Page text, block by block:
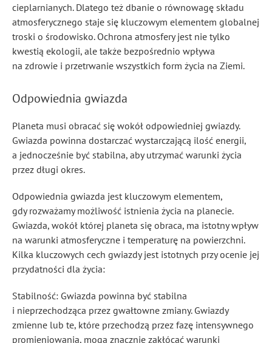
cieplarnianych. Dlatego też dbanie o równowagę składu
atmosferycznego staje się kluczowym elementem globalnej
troski o środowisko. Ochrona atmosfery jest nie tylko
kwestią ekologii, ale także bezpośrednio wpływa
na zdrowie i przetrwanie wszystkich form życia na Ziemi.
Odpowiednia gwiazda
Planeta musi obracać się wokół odpowiedniej gwiazdy.
Gwiazda powinna dostarczać wystarczającą ilość energii,
a jednocześnie być stabilna, aby utrzymać warunki życia
przez długi okres.
Odpowiednia gwiazda jest kluczowym elementem,
gdy rozważamy możliwość istnienia życia na planecie.
Gwiazda, wokół której planeta się obraca, ma istotny wpływ
na warunki atmosferyczne i temperaturę na powierzchni.
Kilka kluczowych cech gwiazdy jest istotnych przy ocenie jej
przydatności dla życia:
Stabilność: Gwiazda powinna być stabilna
i nieprzechodząca przez gwałtowne zmiany. Gwiazdy
zmienne lub te, które przechodzą przez fazę intensywnego
promieniowania, mogą znacznie zakłócać warunki